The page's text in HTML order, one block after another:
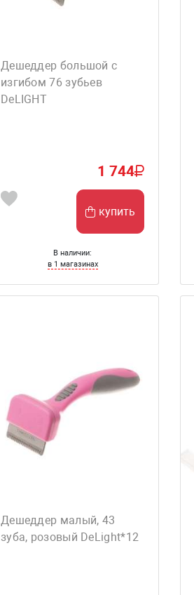
Дешеддер большой с
изгибом 76 зубьев
DeLIGHT
1 744
купить
В наличии:
в 1 магазинах
Дешеддер малый, 43
зуба, розовый DeLight*12